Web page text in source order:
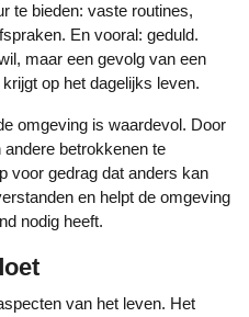
En vooral: geduld.
maar een gevolg van een
op het dagelijks leven.
andere betrokkenen te
voor gedrag dat anders kan
en helpt de omgeving
nodig heeft.